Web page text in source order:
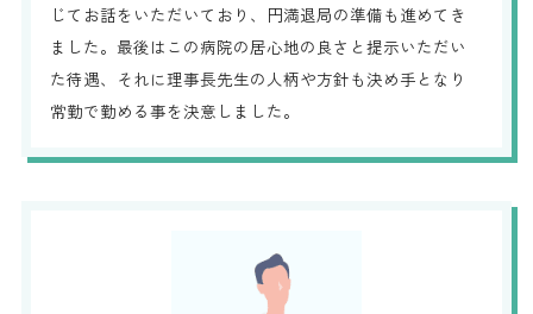
じてお話をいただいており、円満退局の準備も進めてき
ました。最後はこの病院の居心地の良さと提示いただい
た待遇、それに理事長先生の人柄や方針も決め手となり
常勤で勤める事を決意しました。